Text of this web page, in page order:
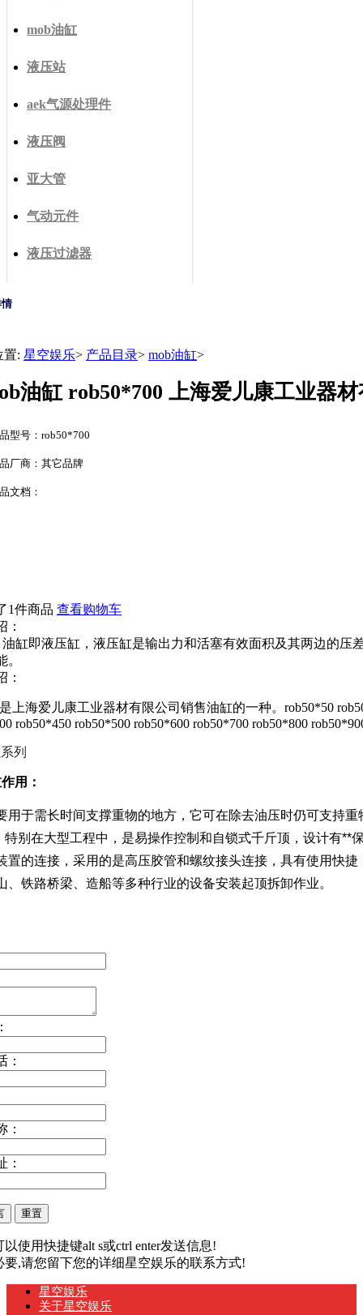
mob油缸
液压站
aek气源处理件
液压阀
亚大管
气动元件
液压过滤器
置: 星空娱乐> 产品目录> mob油缸>
油缸 rob50*700 上海爱儿康工业器
型号：rob50*700
厂商：其它品牌
文档：
1件商品 查看购物车
：
油缸即液压缸，液压缸是输出力和活塞有效面积及其两边的
。
：
上海爱儿康工业器材有限公司销售油缸的一种。rob50*50
rob50*450 rob50*500 rob50*600 rob50*700 rob50*800
系列
用：
用于需长时间支撑重物的地方，它可在除去油压时仍可支持
特别在大型工程中，是易操作控制和自锁式千斤顶，设计有
置的连接，采用的是高压胶管和螺纹接头连接，具有使用快
、铁路桥梁、造船等多种行业的设备安装起顶拆卸作业。
：
：
：
以使用快捷键alt s或ctrl enter发送信息!
要,请您留下您的详细星空娱乐的联系方式!
星空娱乐
关于星空娱乐